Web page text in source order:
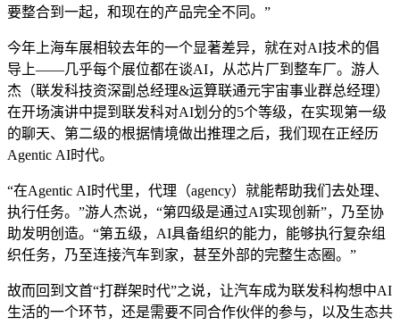
要整合到一起，和现在的产品完全不同。”
今年上海车展相较去年的一个显著差异，就在对AI技术的倡
导上——几乎每个展位都在谈AI，从芯片厂到整车厂。游人
杰（联发科技资深副总经理&运算联通元宇宙事业群总经理）
在开场演讲中提到联发科对AI划分的5个等级，在实现第一级
的聊天、第二级的根据情境做出推理之后，我们现在正经历
Agentic AI时代。
“在Agentic AI时代里，代理（agency）就能帮助我们去处理、
执行任务。”游人杰说，“第四级是通过AI实现创新”，乃至协
助发明创造。“第五级，AI具备组织的能力，能够执行复杂组
织任务，乃至连接汽车到家，甚至外部的完整生态圈。”
故而回到文首“打群架时代”之说，让汽车成为联发科构想中AI
生活的一个环节，还是需要不同合作伙伴的参与，以及生态共